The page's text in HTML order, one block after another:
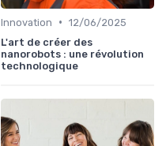
Innovation • 12/06/2025
L'art de créer des
nanorobots : une révolution
technologique